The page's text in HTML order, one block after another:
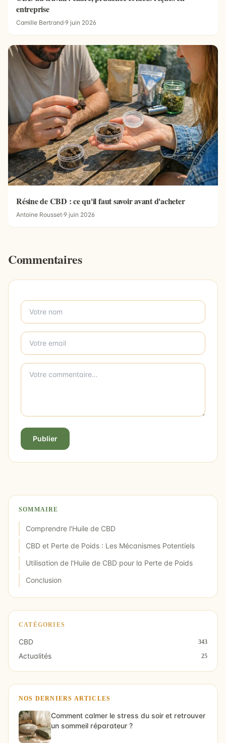
entreprise
Camille Bertrand·9 juin 2026
Résine de CBD : ce qu'il faut savoir avant d'acheter
Antoine Rousset·9 juin 2026
Commentaires
Publier
SOMMAIRE
Comprendre l'Huile de CBD
CBD et Perte de Poids : Les Mécanismes Potentiels
Utilisation de l'Huile de CBD pour la Perte de Poids
Conclusion
CATÉGORIES
CBD 343
Actualités 25
NOS DERNIERS ARTICLES
Comment calmer le stress du soir et retrouver
un sommeil réparateur ?